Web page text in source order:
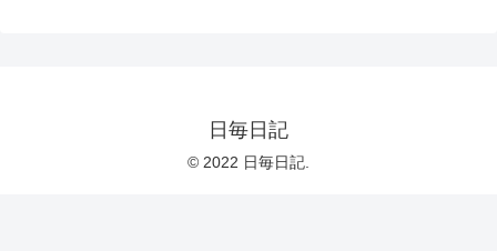
日毎日記
© 2022 日毎日記.